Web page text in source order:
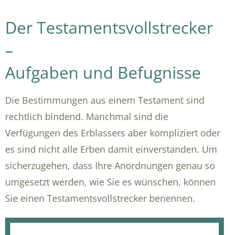
Der Testamentsvollstrecker
–
Aufgaben und Befugnisse
Die Bestimmungen aus einem Testament sind
rechtlich bindend. Manchmal sind die
Verfügungen des Erblassers aber kompliziert oder
es sind nicht alle Erben damit einverstanden. Um
sicherzugehen, dass Ihre Anordnungen genau so
umgesetzt werden, wie Sie es wünschen, können
Sie einen Testamentsvollstrecker benennen.